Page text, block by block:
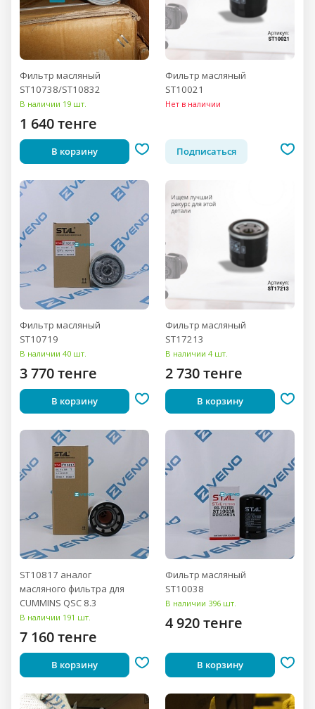
Фильтр масляный
ST10738/ST10832
В наличии 19 шт.
1 640 тенге
В корзину
Фильтр масляный
ST10021
Нет в наличии
Подписаться
Фильтр масляный
ST10719
В наличии 40 шт.
3 770 тенге
В корзину
Фильтр масляный
ST17213
В наличии 4 шт.
2 730 тенге
В корзину
ST10817 аналог
масляного фильтра для
CUMMINS QSC 8.3
В наличии 191 шт.
7 160 тенге
В корзину
Фильтр масляный
ST10038
В наличии 396 шт.
4 920 тенге
В корзину